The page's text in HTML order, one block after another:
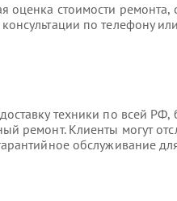
оценка стоимости ремонта,
по телефону
техники по всей РФ,
ремонт. Клиенты могут
обслуживание